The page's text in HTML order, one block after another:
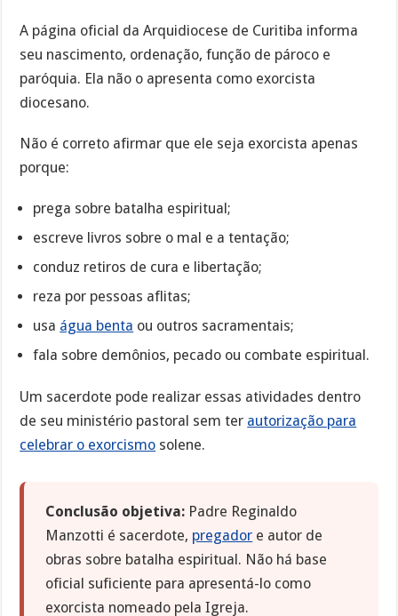
A página oficial da Arquidiocese de Curitiba informa
seu nascimento, ordenação, função de pároco e
paróquia. Ela não o apresenta como exorcista
diocesano.
Não é correto afirmar que ele seja exorcista apenas
porque:
prega sobre batalha espiritual;
escreve livros sobre o mal e a tentação;
conduz retiros de cura e libertação;
reza por pessoas aflitas;
usa água benta ou outros sacramentais;
fala sobre demônios, pecado ou combate espiritual.
Um sacerdote pode realizar essas atividades dentro
de seu ministério pastoral sem ter autorização para
celebrar o exorcismo solene.
Conclusão objetiva: Padre Reginaldo
Manzotti é sacerdote, pregador e autor de
obras sobre batalha espiritual. Não há base
oficial suficiente para apresentá-lo como
exorcista nomeado pela Igreja.